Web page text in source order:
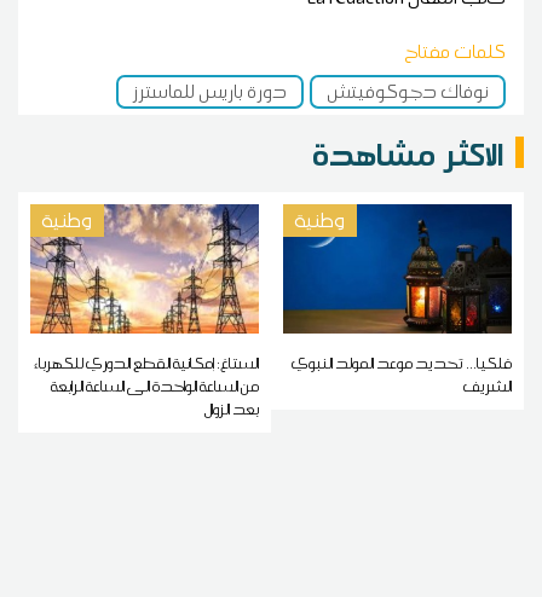
كلمات مفتاح
نوفاك دجوكوفيتش
دورة باريس للماسترز
الاكثر مشاهدة
وطنية
فلكيا... تحديد موعد المولد النبوي
الشريف
وطنية
الستاغ: إمكانية القطع الدوري للكهرباء
من الساعة الواحدة الى الساعة الرابعة
بعد الزوال